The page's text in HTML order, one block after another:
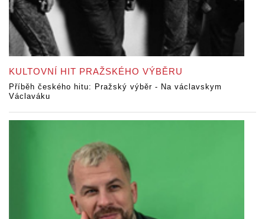
KULTOVNÍ HIT PRAŽSKÉHO VÝBĚRU
Příběh českého hitu: Pražský výběr - Na václavskym
Václaváku